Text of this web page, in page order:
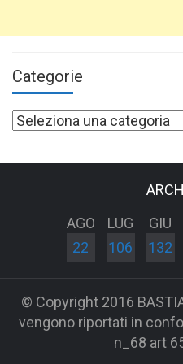
Categorie
Categorie
AGO
22
LUG
106
GIU
132
© Copyright 2016
vengono riportati in
n_68 art